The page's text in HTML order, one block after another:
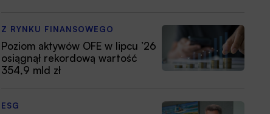
Z RYNKU FINANSOWEGO
Poziom aktywów OFE w lipcu ’26
osiągnął rekordową wartość
354,9 mld zł
ESG